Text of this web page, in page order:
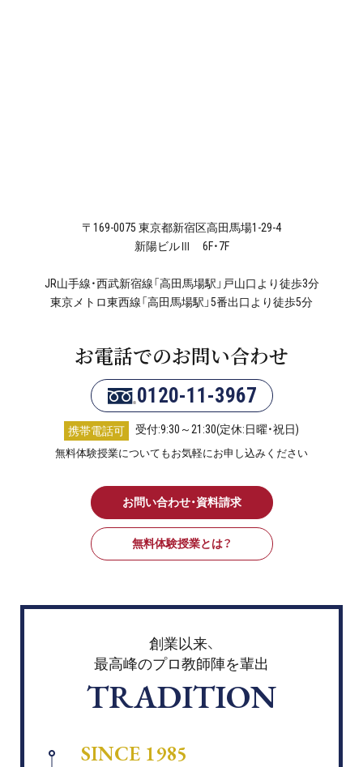
〒169-0075 東京都新宿区高田馬場1-29-4
新陽ビルⅢ 6F・7F
JR山手線・西武新宿線「高田馬場駅」戸山口より徒歩3分
東京メトロ東西線「高田馬場駅」5番出口より徒歩5分
お電話でのお問い合わせ
0120-11-3967
携帯電話可 受付:9:30～21:30(定休:日曜・祝日)
無料体験授業についてもお気軽にお申し込みください
お問い合わせ・資料請求
無料体験授業とは？
創業以来、
最高峰のプロ教師陣を輩出
TRADITION
SINCE 1985